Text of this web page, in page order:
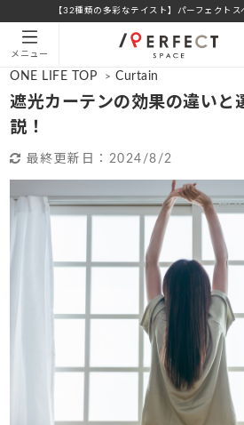
【32種類の多彩なテイスト】パーフェクト
メニュー
ONE LIFE TOP > Curtain
遮光カーテンの効果の違いと
説！
最終更新日： 2024/8/2